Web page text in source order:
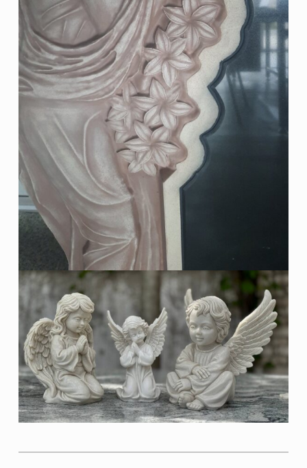
Skip back to main navigation